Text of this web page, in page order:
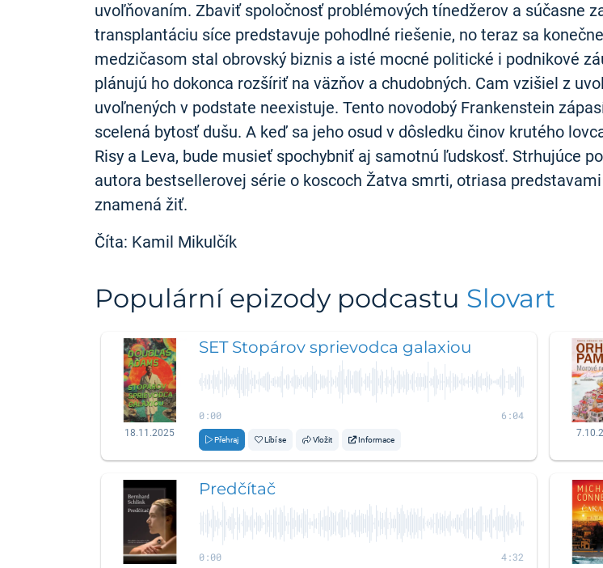
uvoľňovaním. Zbaviť spoločnosť problémových tínedžerov a súčasne
transplantáciu síce predstavuje pohodlné riešenie, no teraz sa
medzičasom stal obrovský biznis a isté mocné politické i podnikové
plánujú ho dokonca rozšíriť na väzňov a chudobných. Cam vzišiel z
uvoľnených v podstate neexistuje. Tento novodobý Frankenstein
scelená bytosť dušu. A keď sa jeho osud v dôsledku činov krutého
Risy a Leva, bude musieť spochybniť aj samotnú ľudskosť. Strhujúce
autora bestsellerovej série o koscoch Žatva smrti, otriasa
znamená žiť.
Číta: Kamil Mikulčík
Populární epizody podcastu Slovart
18.11.2025
SET Stopárov sprievodca galaxiou
0:00 6:04
Přehraj Líbí se Vložit Informace
Predčítač
0:00 4:32